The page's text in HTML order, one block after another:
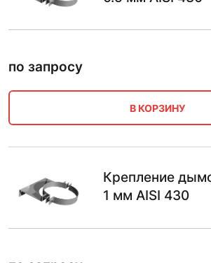
по запросу
В КОРЗИНУ
Крепление
1 мм AISI 430